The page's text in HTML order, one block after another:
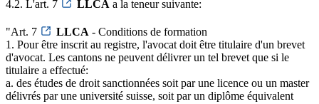
4.2. L'art. 7 LLCA a la teneur suivante:
"Art. 7 LLCA - Conditions de formation
1. Pour être inscrit au registre, l'avocat doit être titulaire d'un brevet
d'avocat. Les cantons ne peuvent délivrer un tel brevet que si le
titulaire a effectué:
a. des études de droit sanctionnées soit par une licence ou un master
délivrés par une université suisse, soit par un diplôme équivalent